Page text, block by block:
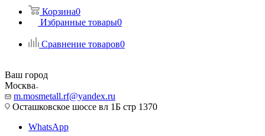
Корзина0
Избранные товары0
Сравнение товаров0
Ваш город
Москва
m.mosmetall.rf@yandex.ru
Осташковское шоссе вл 1Б стр 1370
WhatsApp